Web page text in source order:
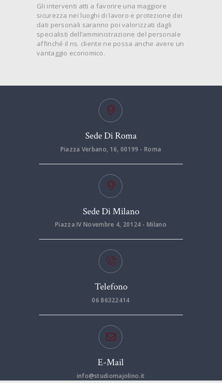
Gli interventi atti a favorire una maggiore
sicurezza nei luoghi di lavoro e protezione dei
dati personali saranno poi valorizzati dagli
specialisti dell’amministrazione del personale
affinché il ns. cliente ne possa anche avere un
vantaggio economico.
Sede Di Roma
Piazza Verbano, 16, 00199 - Roma
Sede Di Milano
Piazza IV Novembre 4, 20124 - Milano
Telefono
06 86322414
E-Mail
info@studiomajolino.it